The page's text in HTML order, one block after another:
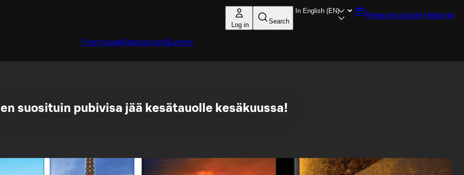
Log in Search
Reserve a table Helsinki
Front pageRestaurantsEvents
suosituin pubivisa jää kesätauolle kesäkuussa!